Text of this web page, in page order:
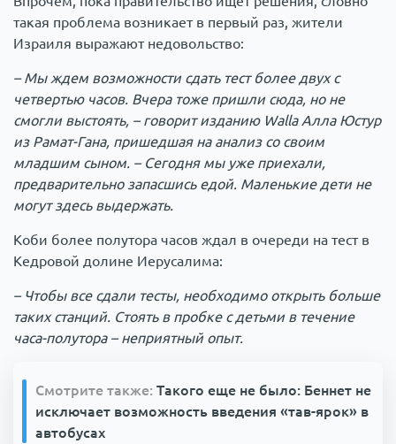
такая проблема возникает в первый раз, жители
Израиля выражают недовольство:
– Мы ждем возможности сдать тест более двух с
четвертью часов. Вчера тоже пришли сюда, но не
смогли выстоять, – говорит изданию Walla Алла Юстур
из Рамат-Гана, пришедшая на анализ со своим
младшим сыном. – Сегодня мы уже приехали,
предварительно запасшись едой. Маленькие дети не
могут здесь выдержать.
Коби более полутора часов ждал в очереди на тест в
Кедровой долине Иерусалима:
– Чтобы все сдали тесты, необходимо открыть больше
таких станций. Стоять в пробке с детьми в течение
часа-полутора – неприятный опыт.
Смотрите также: Такого еще не было: Беннет не
исключает возможность введения «тав-ярок» в
автобусах